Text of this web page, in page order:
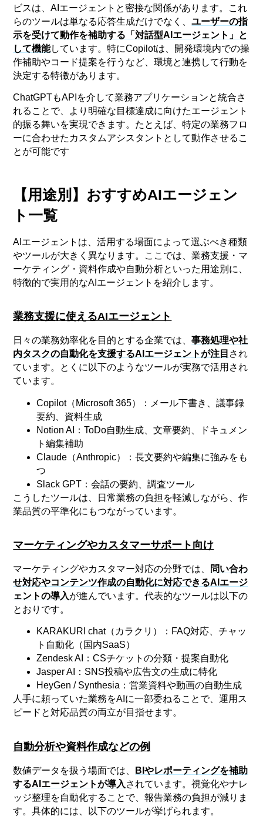
ビスは、AIエージェントと密接な関係があります。これ
らのツールは単なる応答生成だけでなく、ユーザーの指
示を受けて動作を補助する「対話型AIエージェント」と
して機能しています。特にCopilotは、開発環境内での操
作補助やコード提案を行うなど、環境と連携して行動を
決定する特徴があります。
ChatGPTもAPIを介して業務アプリケーションと統合さ
れることで、より明確な目標達成に向けたエージェント
的振る舞いを実現できます。たとえば、特定の業務フロ
ーに合わせたカスタムアシスタントとして動作させるこ
とが可能です
【用途別】おすすめAIエージェン
ト一覧
AIエージェントは、活用する場面によって選ぶべき種類
やツールが大きく異なります。ここでは、業務支援・マ
ーケティング・資料作成や自動分析といった用途別に、
特徴的で実用的なAIエージェントを紹介します。
業務支援に使えるAIエージェント
日々の業務効率化を目的とする企業では、事務処理や社
内タスクの自動化を支援するAIエージェントが注目 され
ています。とくに以下のようなツールが実務で活用され
ています。
Copilot（Microsoft 365）：メール下書き、議事録
要約、資料生成
Notion AI：ToDo自動生成、文章要約、ドキュメン
ト編集補助
Claude（Anthropic）：長文要約や編集に強みをも
つ
Slack GPT：会話の要約、調査ツール
こうしたツールは、日常業務の負担を軽減しながら、作
業品質の平準化にもつながっています。
マーケティングやカスタマーサポート向け
マーケティングやカスタマー対応の分野では、 問い合わ
せ対応やコンテンツ作成の自動化に対応できるAIエージ
ェントの導入が進んでいます。代表的なツールは以下の
とおりです。
KARAKURI chat（カラクリ）：FAQ対応、チャッ
ト自動化（国内SaaS）
Zendesk AI：CSチケットの分類・提案自動化
Jasper AI：SNS投稿や広告文の生成に特化
HeyGen / Synthesia：営業資料や動画の自動生成
人手に頼っていた業務をAIに一部委ねることで、運用ス
ピードと対応品質の両立が目指せます。
自動分析や資料作成などの例
数値データを扱う場面では、
BIやレポーティングを補助
するAIエージェントが導入 されています。視覚化やナレ
ッジ整理を自動化することで、報告業務の負担が減りま
す。具体的には、以下のツールが挙げられます。